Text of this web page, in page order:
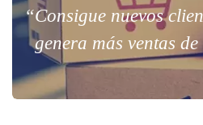
“Consigue nuevos
genera más ventas